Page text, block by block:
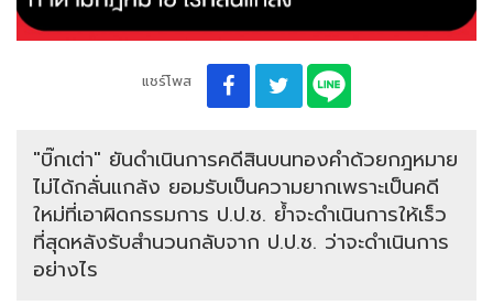
แชร์โพส
"บิ๊กเต่า" ยันดำเนินการคดีสินบนทองคำด้วยกฎหมาย
ไม่ได้กลั่นแกล้ง ยอมรับเป็นความยากเพราะเป็นคดี
ใหม่ที่เอาผิดกรรมการ ป.ป.ช. ย้ำจะดำเนินการให้เร็ว
ที่สุดหลังรับสำนวนกลับจาก ป.ป.ช. ว่าจะดำเนินการ
อย่างไร